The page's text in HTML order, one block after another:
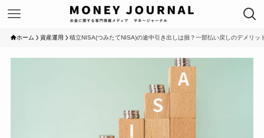
ホーム 資産運用 積立NISA(つみたてNISA)の途中引き出しは損？一部払い戻しのデメリッ